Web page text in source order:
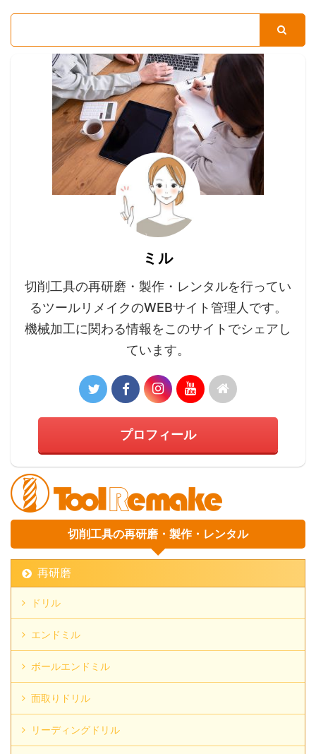
ミル
切削工具の再研磨・製作・レンタルを行ってい
るツールリメイクのWEBサイト管理人です。
機械加工に関わる情報をこのサイトでシェアし
ています。
プロフィール
切削工具の再研磨・製作・レンタル
再研磨
ドリル
エンドミル
ボールエンドミル
面取りドリル
リーディングドリル